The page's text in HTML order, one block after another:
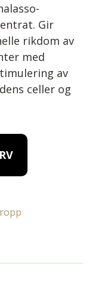
Gir
rikdom av
med
av
celler og